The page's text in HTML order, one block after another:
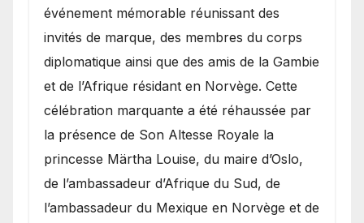
événement mémorable réunissant des
invités de marque, des membres du corps
diplomatique ainsi que des amis de la Gambie
et de l’Afrique résidant en Norvège. Cette
célébration marquante a été réhaussée par
la présence de Son Altesse Royale la
princesse Märtha Louise, du maire d’Oslo,
de l’ambassadeur d’Afrique du Sud, de
l’ambassadeur du Mexique en Norvège et de